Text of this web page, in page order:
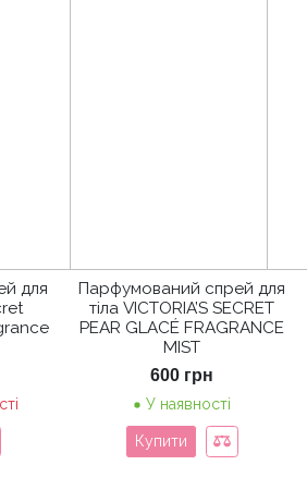
для
Парфумований спрей для
тіла VICTORIA’S SECRET
PEAR GLACÉ FRAGRANCE
MIST
600 грн
У наявності
Купити